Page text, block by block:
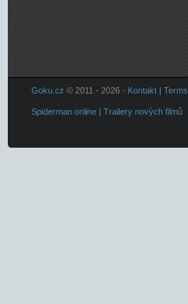
Goku.cz © 2011 - 2026 - Kontakt | Terms
Spiderman online | Trailery nových filmů